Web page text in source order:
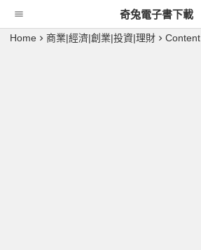
奇兔電子書下載
Home 商業|經濟|創業|投資|理財 Content